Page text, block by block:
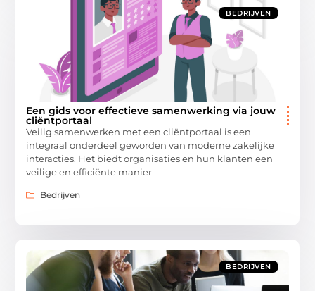
BEDRIJVEN
Een gids voor effectieve samenwerking via jouw
cliëntportaal
Veilig samenwerken met een cliëntportaal is een
integraal onderdeel geworden van moderne zakelijke
interacties. Het biedt organisaties en hun klanten een
veilige en efficiënte manier
Bedrijven
BEDRIJVEN